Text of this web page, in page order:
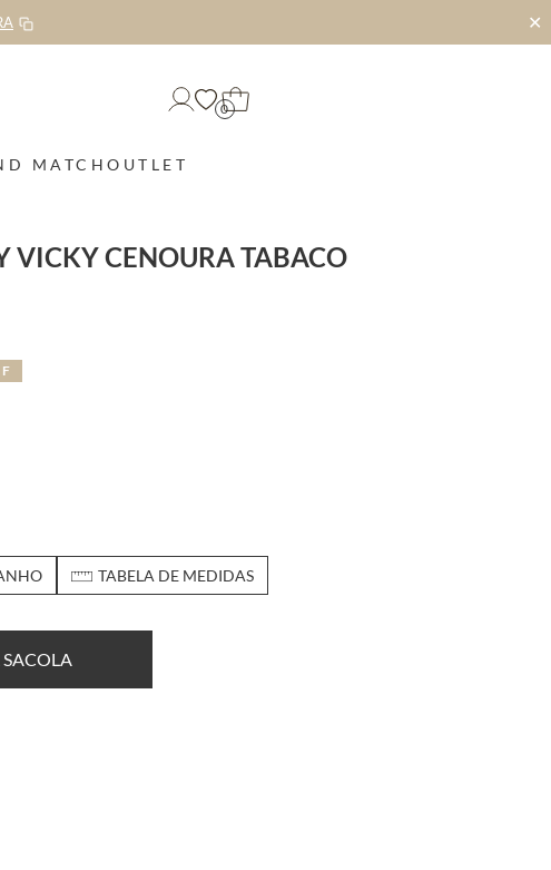
✕
0
MATCHOUTLET
VICKY CENOURA TABACO
TABELA DE MEDIDAS